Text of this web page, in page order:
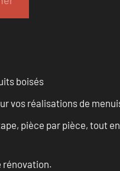
boisés
vos réalisations de
pièce par pièce, tout
rénovation.